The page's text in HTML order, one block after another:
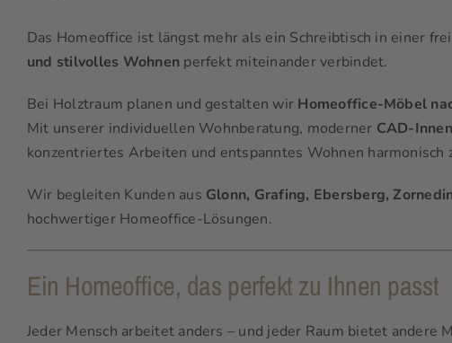
Das Homeoffice ist längst mehr als ein Schreibtisch in einer
und stilvolles Wohnen perfekt miteinander verbindet.
Bei Holztraum planen und gestalten wir Homeoffice-Möbel
Mit unserer individuellen Wohnberatung, moderner CAD-
konzentriertes Arbeiten und entspanntes Wohnen harmonisch
Wir begleiten Kunden aus Glonn, Grafing, Ebersberg,
hochwertiger Homeoffice-Lösungen.
Ein Homeoffice, das perfekt zu Ihnen passt
Jeder Mensch arbeitet anders – und jeder Raum bietet